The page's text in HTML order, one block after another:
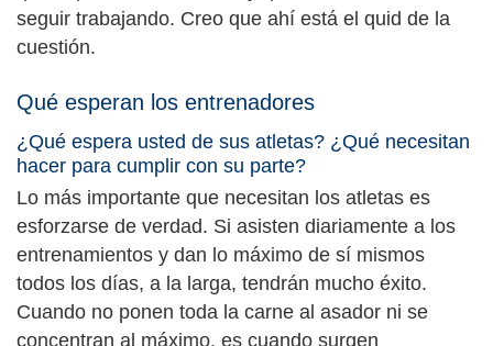
seguir trabajando. Creo que ahí está el quid de la
cuestión.
Qué esperan los entrenadores
¿Qué espera usted de sus atletas? ¿Qué necesitan
hacer para cumplir con su parte?
Lo más importante que necesitan los atletas es
esforzarse de verdad. Si asisten diariamente a los
entrenamientos y dan lo máximo de sí mismos
todos los días, a la larga, tendrán mucho éxito.
Cuando no ponen toda la carne al asador ni se
concentran al máximo, es cuando surgen